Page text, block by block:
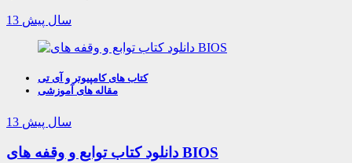
13 سال پیش
کتاب های کامپیوتر و آی تی
مقاله های آموزشی
13 سال پیش
دانلود کتاب توابع و وقفه های BIOS